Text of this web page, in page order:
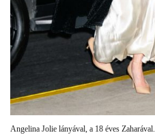
Angelina Jolie lányával, a 18 éves Zaharával.